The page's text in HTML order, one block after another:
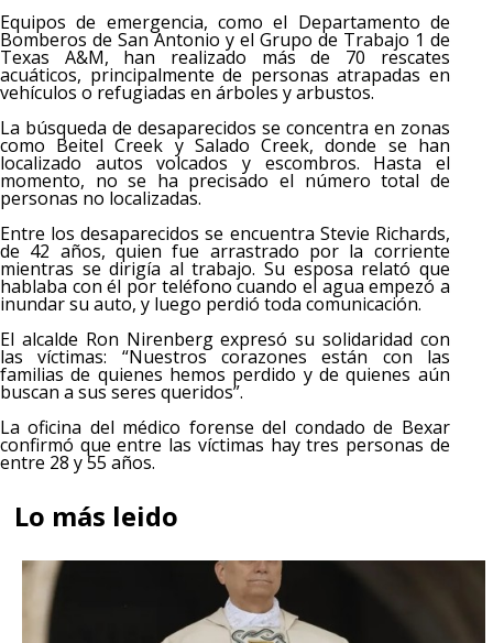
Equipos de emergencia, como el Departamento de
Bomberos de San Antonio y el Grupo de Trabajo 1 de
Texas A&M, han realizado más de 70 rescates
acuáticos, principalmente de personas atrapadas en
vehículos o refugiadas en árboles y arbustos.
La búsqueda de desaparecidos se concentra en zonas
como Beitel Creek y Salado Creek, donde se han
localizado autos volcados y escombros. Hasta el
momento, no se ha precisado el número total de
personas no localizadas.
Entre los desaparecidos se encuentra Stevie Richards,
de 42 años, quien fue arrastrado por la corriente
mientras se dirigía al trabajo. Su esposa relató que
hablaba con él por teléfono cuando el agua empezó a
inundar su auto, y luego perdió toda comunicación.
El alcalde Ron Nirenberg expresó su solidaridad con
las víctimas: “Nuestros corazones están con las
familias de quienes hemos perdido y de quienes aún
buscan a sus seres queridos”.
La oficina del médico forense del condado de Bexar
confirmó que entre las víctimas hay tres personas de
entre 28 y 55 años.
Lo más leido